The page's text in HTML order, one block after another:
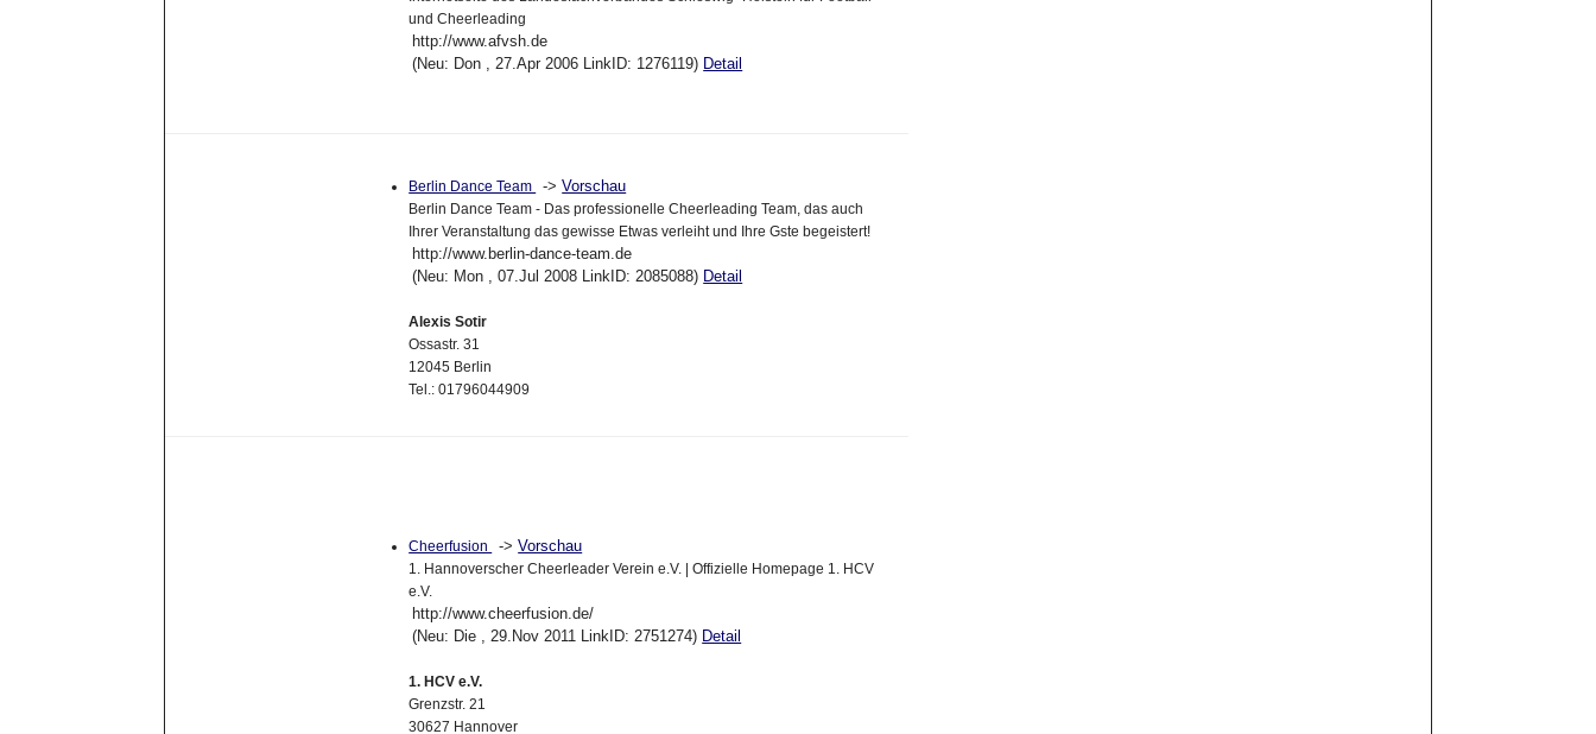
und Cheerleading
http://www.afvsh.de
(Neu: Don , 27.Apr 2006 LinkID: 1276119) Detail
Berlin Dance Team ->Vorschau
Berlin Dance Team - Das professionelle Cheerleading Team, das auch
Ihrer Veranstaltung das gewisse Etwas verleiht und Ihre Gste begeistert!
http://www.berlin-dance-team.de
(Neu: Mon , 07.Jul 2008 LinkID: 2085088) Detail
Alexis Sotir
Ossastr. 31
12045 Berlin
Tel.: 01796044909
Cheerfusion ->Vorschau
1. Hannoverscher Cheerleader Verein e.V. | Offizielle Homepage 1. HCV
e.V.
http://www.cheerfusion.de/
(Neu: Die , 29.Nov 2011 LinkID: 2751274) Detail
1. HCV e.V.
Grenzstr. 21
30627 Hannover